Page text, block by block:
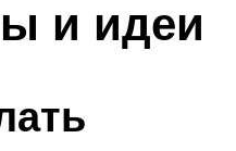
и идеи